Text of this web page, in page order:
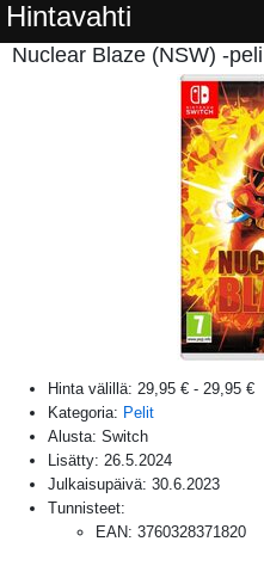
Hintavahti
Nuclear Blaze (NSW) -peli
Hinta välillä: 29,95 € - 29,95 €
Kategoria: Pelit
Alusta: Switch
Lisätty: 26.5.2024
Julkaisupäivä: 30.6.2023
Tunnisteet:
EAN: 3760328371820